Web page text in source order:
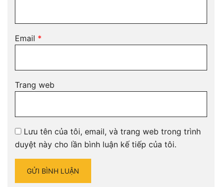
Email *
Trang web
Lưu tên của tôi, email, và trang web trong trình
duyệt này cho lần bình luận kế tiếp của tôi.